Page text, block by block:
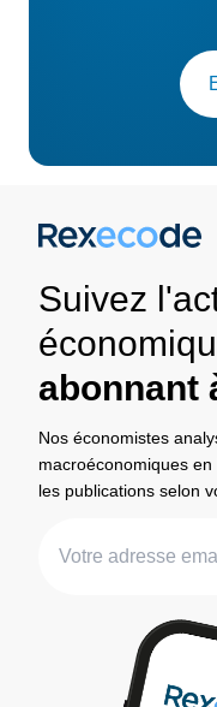
Suivez
abonnant
Nos économistes
macroéconomiques
les publications selon